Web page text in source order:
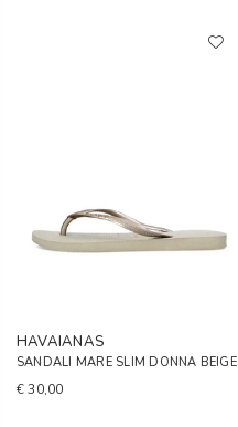
HAVAIANAS
SANDALI MARE SLIM DONNA BEIGE
€ 30,00